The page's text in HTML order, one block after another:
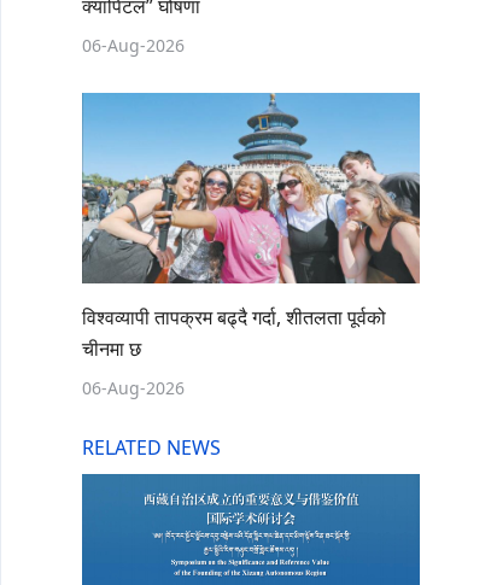
क्यापिटल” घोषणा
06-Aug-2026
विश्वव्यापी तापक्रम बढ्दै गर्दा, शीतलता पूर्वको
चीनमा छ
06-Aug-2026
RELATED NEWS